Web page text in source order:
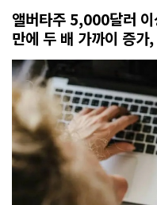
앨버타주 5,000달러
만에 두 배 가까이 증가